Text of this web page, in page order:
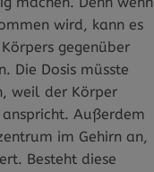
wird, kann es
gegenüber
Die Dosis müsste
weil der Körper
Außerdem
im Gehirn an,
Besteht diese